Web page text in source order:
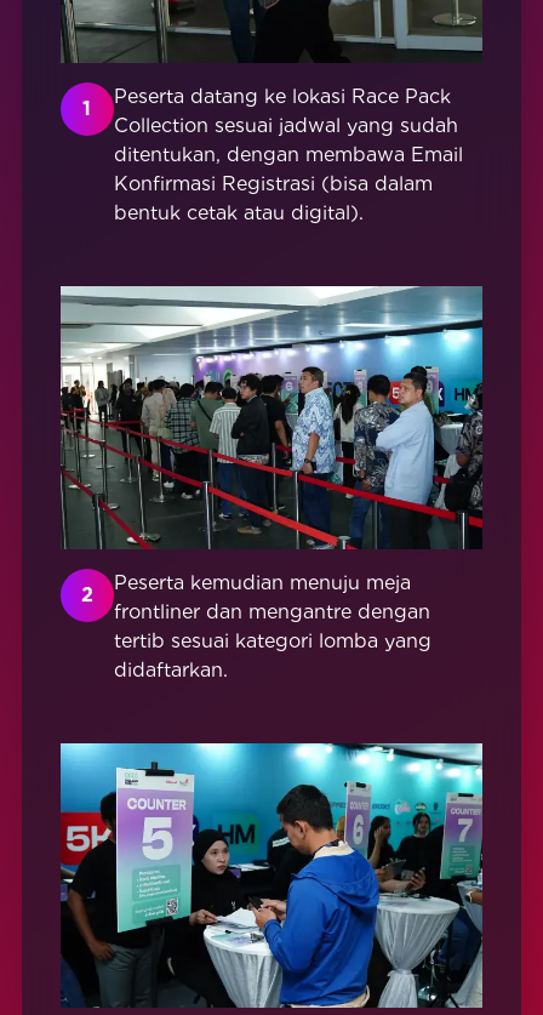
1
Peserta datang ke lokasi Race Pack
Collection sesuai jadwal yang sudah
ditentukan, dengan membawa Email
Konfirmasi Registrasi (bisa dalam
bentuk cetak atau digital).
2
Peserta kemudian menuju meja
frontliner dan mengantre dengan
tertib sesuai kategori lomba yang
didaftarkan.